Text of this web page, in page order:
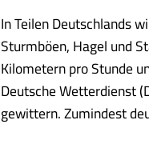
In Teilen Deutschlands
Sturmböen, Hagel und
Kilometern pro Stunde
Deutsche Wetterdienst
gewittern. Zumindest